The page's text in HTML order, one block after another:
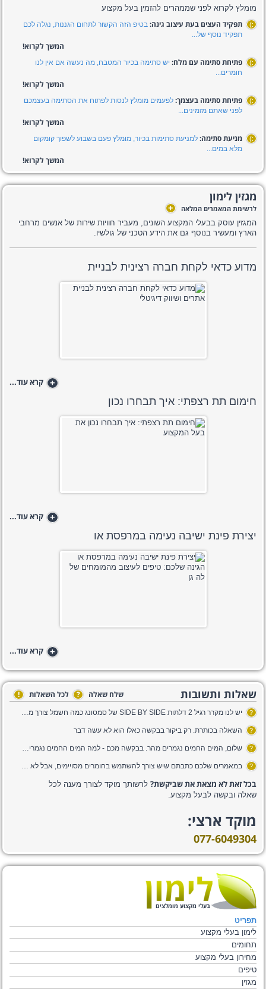
מומלץ לקרוא לפני שממהרים להזמין בעל מקצוע
:) תפקיד העצים בעת עיצוב גינה: בטיפ הזה הקשור לתחום הגננות, נגלה לכם
תפקיד נוסף של...
המשך לקרוא!
:) פתיחת סתימה עם מלח: יש סתימה בכיור המטבח, מה נעשה אם אין לנו
חומרים...
המשך לקרוא!
:) פתיחת סתימה בעצמך: לפעמים מומלץ לנסות לפתוח את הסתימה בעצמכם
לפני שאתם מזמינים...
המשך לקרוא!
:) מניעת סתימה: למניעת סתימות בכיור, מומלץ פעם בשבוע לשפוך קומקום
מלא במים...
המשך לקרוא!
מגזין לימון
לרשימת המאמרים המלאה +
המגזין עוסק בבעלי המקצוע השונים, מעביר חוויות שירות של אנשים מרחבי
הארץ ומעשיר בנוסף גם את הידע הטכני של גולשיו.
מדוע כדאי לקחת חברה רצינית לבניית
+ קרא עוד...
חימום תת רצפתי: איך תבחרו נכון
+ קרא עוד...
יצירת פינת ישיבה נעימה במרפסת או
+ קרא עוד...
שאלות ותשובות לכל השאלות ! שלח שאלה ?
? יש לנו מקרר רגיל 2 דלתות SIDE BY SIDE של סמסונג כמה חשמל צורך מקרר וכיצד זה מתבטא כספית בחשבון החשמל? תודה
? השאלה בכותרת. רק ביקור בבקשה כאלו הוא לא עשה דבר
? שלום, המים החמים נגמרים מהר. בבקשה מכם - למה המים החמים נגמרים מהר???
? במאמרים שלכם כתבתם שיש צורך להשתמש בחומרים מסויימים, אבל לא פירטתם את הסוגים שצריך להשתמש בהם, האם תוכלו לספר לנו באיזה חומרים צריך להשתמש בעת ניקוי ספות ???
בכל זאת לא מצאת את שביקשת? לרשותך מוקד לצורך מענה לכל
שאלה ובקשה לבעל מקצוע.
מוקד ארצי:
077-6049304
בעלי מקצוע מומלצים
תפריט
לימון בעלי מקצוע
תחומים
מחירון בעלי מקצוע
טיפים
מגזין